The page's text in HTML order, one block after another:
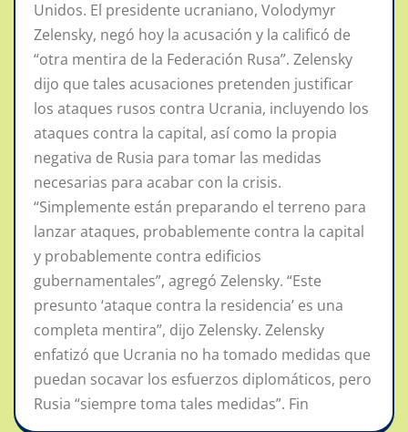
Unidos. El presidente ucraniano, Volodymyr
Zelensky, negó hoy la acusación y la calificó de
“otra mentira de la Federación Rusa”. Zelensky
dijo que tales acusaciones pretenden justificar
los ataques rusos contra Ucrania, incluyendo los
ataques contra la capital, así como la propia
negativa de Rusia para tomar las medidas
necesarias para acabar con la crisis.
“Simplemente están preparando el terreno para
lanzar ataques, probablemente contra la capital
y probablemente contra edificios
gubernamentales”, agregó Zelensky. “Este
presunto ‘ataque contra la residencia’ es una
completa mentira”, dijo Zelensky. Zelensky
enfatizó que Ucrania no ha tomado medidas que
puedan socavar los esfuerzos diplomáticos, pero
Rusia “siempre toma tales medidas”. Fin